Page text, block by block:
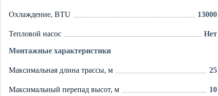
Охлаждение, BTU 13000
Тепловой насос Нет
Монтажные характеристики
Максимальная длина трассы, м 25
Максимальный перепад высот, м 10